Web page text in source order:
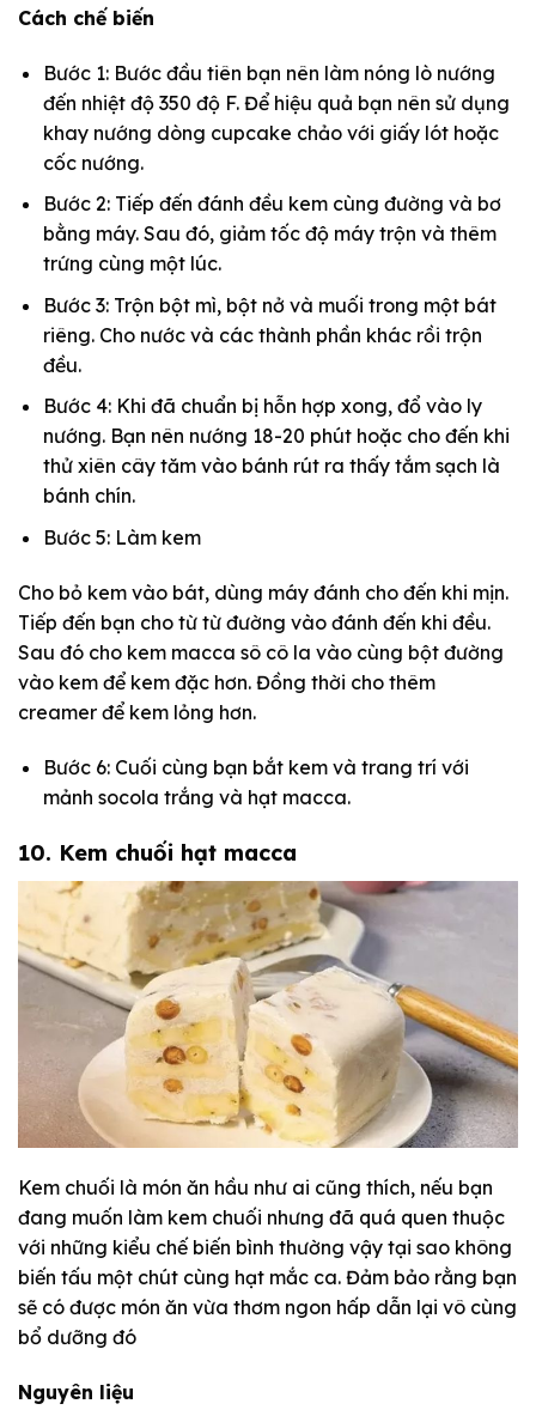
Cách chế biến
Bước 1: Bước đầu tiên bạn nên làm nóng lò nướng
đến nhiệt độ 350 độ F. Để hiệu quả bạn nên sử dụng
khay nướng dòng cupcake chảo với giấy lót hoặc
cốc nướng.
Bước 2: Tiếp đến đánh đều kem cùng đường và bơ
bằng máy. Sau đó, giảm tốc độ máy trộn và thêm
trứng cùng một lúc.
Bước 3: Trộn bột mì, bột nở và muối trong một bát
riêng. Cho nước và các thành phần khác rồi trộn
đều.
Bước 4: Khi đã chuẩn bị hỗn hợp xong, đổ vào ly
nướng. Bạn nên nướng 18-20 phút hoặc cho đến khi
thử xiên cây tăm vào bánh rút ra thấy tắm sạch là
bánh chín.
Bước 5: Làm kem
Cho bỏ kem vào bát, dùng máy đánh cho đến khi mịn.
Tiếp đến bạn cho từ từ đường vào đánh đến khi đều.
Sau đó cho kem macca sô cô la vào cùng bột đường
vào kem để kem đặc hơn. Đồng thời cho thêm
creamer để kem lỏng hơn.
Bước 6: Cuối cùng bạn bắt kem và trang trí với
mảnh socola trắng và hạt macca.
10. Kem chuối hạt macca
Kem chuối là món ăn hầu như ai cũng thích, nếu bạn
đang muốn làm kem chuối nhưng đã quá quen thuộc
với những kiểu chế biến bình thường vậy tại sao không
biến tấu một chút cùng hạt mắc ca. Đảm bảo rằng bạn
sẽ có được món ăn vừa thơm ngon hấp dẫn lại vô cùng
bổ dưỡng đó
Nguyên liệu